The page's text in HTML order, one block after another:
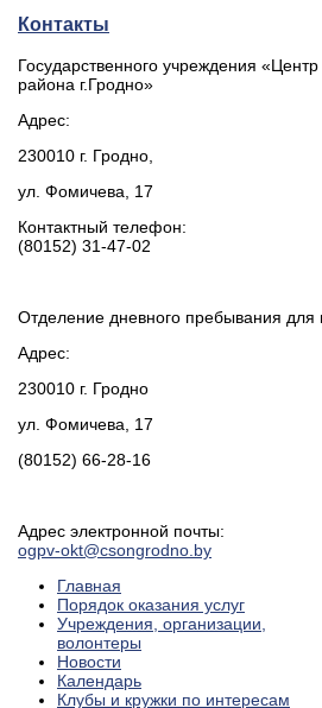
Контакты
Государственного учреждения
района г.Гродно»
Адрес:
230010 г. Гродно,
ул. Фомичева, 17
Контактный телефон:
(80152) 31-47-02
Отделение дневного пребывания для
Адрес:
230010 г. Гродно
ул. Фомичева, 17
(80152) 66-28-16
Адрес электронной почты:
ogpv-okt@csongrodno.by
Главная
Порядок оказания услуг
Учреждения, организации,
волонтеры
Новости
Календарь
Клубы и кружки по интересам